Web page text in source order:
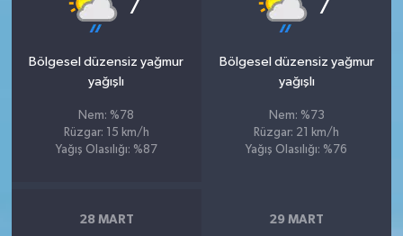
7
Bölgesel düzensiz yağmur
yağışlı
Nem: %78
Rüzgar: 15 km/h
Yağış Olasılığı: %87
7
Bölgesel düzensiz yağmur
yağışlı
Nem: %73
Rüzgar: 21 km/h
Yağış Olasılığı: %76
28 MART 29 MART